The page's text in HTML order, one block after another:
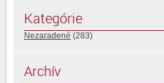
Kategórie
Nezaradené (283)
Archív